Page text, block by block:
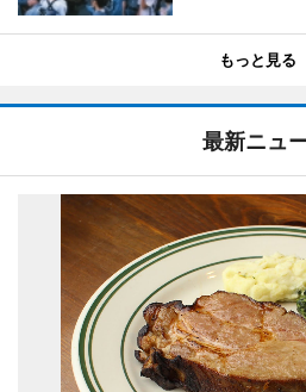
もっと見る
最新ニュ